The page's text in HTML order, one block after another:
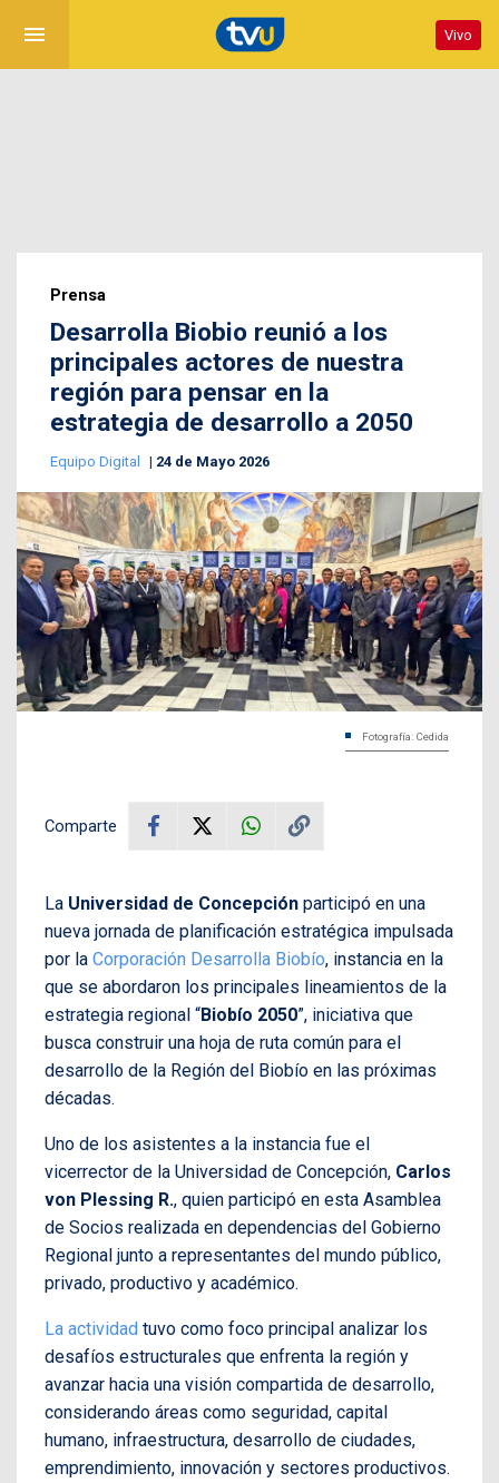
menu Vivo
Prensa
Desarrolla Biobio reunió a los
principales actores de nuestra
región para pensar en la
estrategia de desarrollo a 2050
Equipo Digital 24 de Mayo 2026
Fotografía: Cedida
Comparte
La Universidad de Concepción participó en una
nueva jornada de planificación estratégica impulsada
por la Corporación Desarrolla Biobío, instancia en la
que se abordaron los principales lineamientos de la
estrategia regional “Biobío 2050”, iniciativa que
busca construir una hoja de ruta común para el
desarrollo de la Región del Biobío en las próximas
décadas.
Uno de los asistentes a la instancia fue el
vicerrector de la Universidad de Concepción, Carlos
von Plessing R., quien participó en esta Asamblea
de Socios realizada en dependencias del Gobierno
Regional junto a representantes del mundo público,
privado, productivo y académico.
La actividad tuvo como foco principal analizar los
desafíos estructurales que enfrenta la región y
avanzar hacia una visión compartida de desarrollo,
considerando áreas como seguridad, capital
humano, infraestructura, desarrollo de ciudades,
emprendimiento, innovación y sectores productivos.